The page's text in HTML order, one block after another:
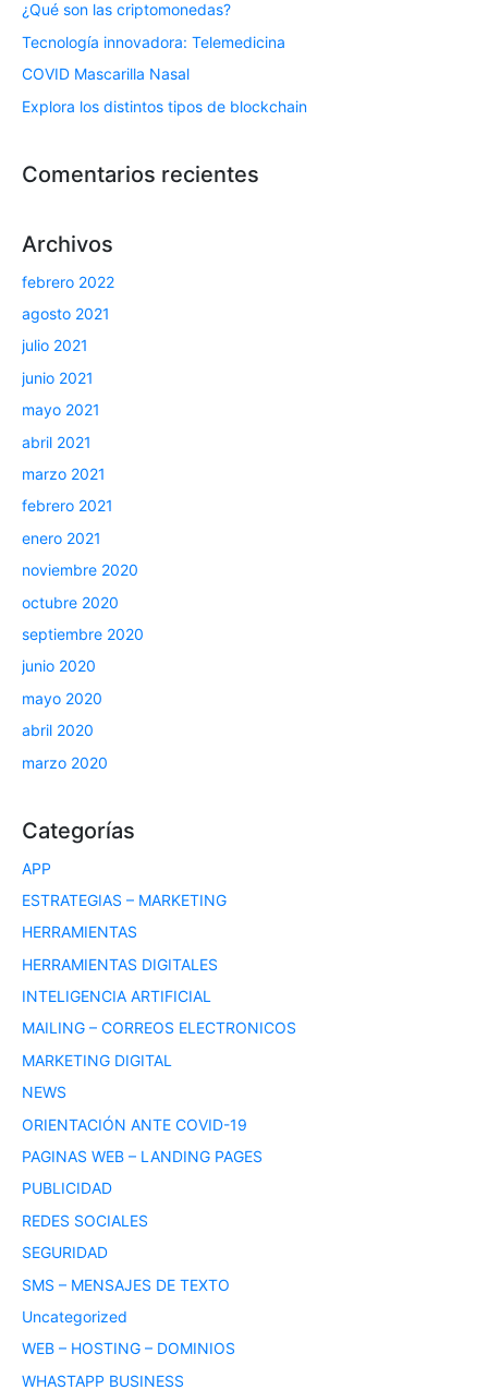
¿Qué son las criptomonedas?
Tecnología innovadora: Telemedicina
COVID Mascarilla Nasal
Explora los distintos tipos de blockchain
Comentarios recientes
Archivos
febrero 2022
agosto 2021
julio 2021
junio 2021
mayo 2021
abril 2021
marzo 2021
febrero 2021
enero 2021
noviembre 2020
octubre 2020
septiembre 2020
junio 2020
mayo 2020
abril 2020
marzo 2020
Categorías
APP
ESTRATEGIAS – MARKETING
HERRAMIENTAS
HERRAMIENTAS DIGITALES
INTELIGENCIA ARTIFICIAL
MAILING – CORREOS ELECTRONICOS
MARKETING DIGITAL
NEWS
ORIENTACIÓN ANTE COVID-19
PAGINAS WEB – LANDING PAGES
PUBLICIDAD
REDES SOCIALES
SEGURIDAD
SMS – MENSAJES DE TEXTO
Uncategorized
WEB – HOSTING – DOMINIOS
WHASTAPP BUSINESS